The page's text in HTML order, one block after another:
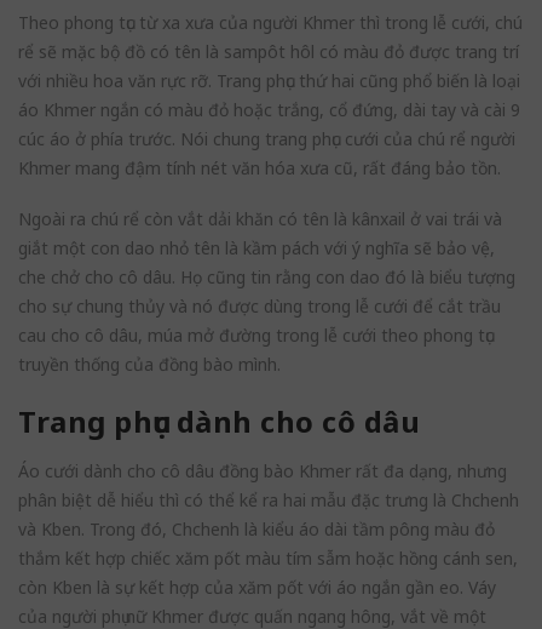
Theo phong tục từ xa xưa của người Khmer thì trong lễ cưới, chú
rể sẽ mặc bộ đồ có tên là sampôt hôl có màu đỏ được trang trí
với nhiều hoa văn rực rỡ. Trang phục thứ hai cũng phổ biến là loại
áo Khmer ngắn có màu đỏ hoặc trắng, cổ đứng, dài tay và cài 9
cúc áo ở phía trước. Nói chung trang phục cưới của chú rể người
Khmer mang đậm tính nét văn hóa xưa cũ, rất đáng bảo tồn.
Ngoài ra chú rể còn vắt dải khăn có tên là kânxail ở vai trái và
giắt một con dao nhỏ tên là kầm pách với ý nghĩa sẽ bảo vệ,
che chở cho cô dâu. Họ cũng tin rằng con dao đó là biểu tượng
cho sự chung thủy và nó được dùng trong lễ cưới để cắt trầu
cau cho cô dâu, múa mở đường trong lễ cưới theo phong tục
truyền thống của đồng bào mình.
Trang phục dành cho cô dâu
Áo cưới dành cho cô dâu đồng bào Khmer rất đa dạng, nhưng
phân biệt dễ hiểu thì có thể kể ra hai mẫu đặc trưng là Chchenh
và Kben. Trong đó, Chchenh là kiểu áo dài tầm pông màu đỏ
thắm kết hợp chiếc xăm pốt màu tím sẫm hoặc hồng cánh sen,
còn Kben là sự kết hợp của xăm pốt với áo ngắn gần eo. Váy
của người phụ nữ Khmer được quấn ngang hông, vắt về một